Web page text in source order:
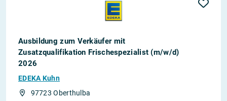
Ausbildung zum Verkäufer mit
Zusatzqualifikation Frischespezialist (m/w/d)
2026
EDEKA Kuhn
97723 Oberthulba